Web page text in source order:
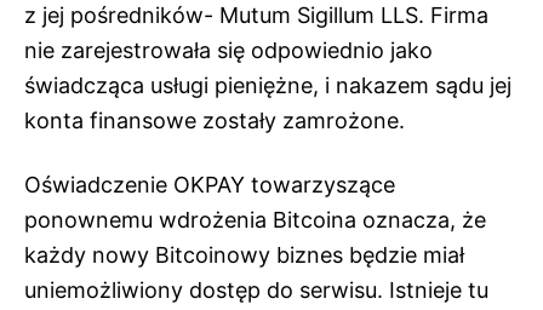
z jej pośredników- Mutum Sigillum LLS. Firma
nie zarejestrowała się odpowiednio jako
świadcząca usługi pieniężne, i nakazem sądu jej
konta finansowe zostały zamrożone.
Oświadczenie OKPAY towarzyszące
ponownemu wdrożenia Bitcoina oznacza, że
każdy nowy Bitcoinowy biznes będzie miał
uniemożliwiony dostęp do serwisu. Istnieje tu